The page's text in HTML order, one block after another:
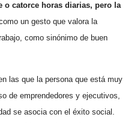
o catorce horas diarias, pero la
un gesto que valora la
como sinónimo de buen
las que la persona que está muy
de emprendedores y ejecutivos,
se asocia con el éxito social.